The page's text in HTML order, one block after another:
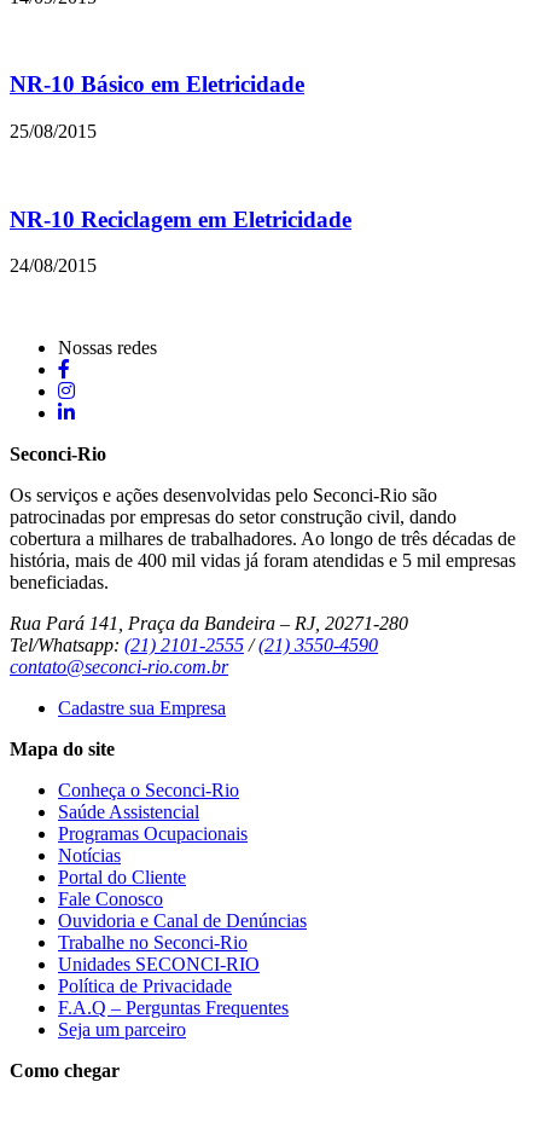
NR-10 Básico em Eletricidade
25/08/2015
NR-10 Reciclagem em Eletricidade
24/08/2015
Nossas redes
Seconci-Rio
Os serviços e ações desenvolvidas pelo Seconci-Rio são
patrocinadas por empresas do setor construção civil, dando
cobertura a milhares de trabalhadores. Ao longo de três décadas de
história, mais de 400 mil vidas já foram atendidas e 5 mil empresas
beneficiadas.
Rua Pará 141, Praça da Bandeira – RJ, 20271-280
Tel/Whatsapp: (21) 2101-2555/(21) 3550-4590
contato@seconci-rio.com.br
Cadastre sua Empresa
Mapa do site
Conheça o Seconci-Rio
Saúde Assistencial
Programas Ocupacionais
Notícias
Portal do Cliente
Fale Conosco
Ouvidoria e Canal de Denúncias
Trabalhe no Seconci-Rio
Unidades SECONCI-RIO
Política de Privacidade
F.A.Q – Perguntas Frequentes
Seja um parceiro
Como chegar